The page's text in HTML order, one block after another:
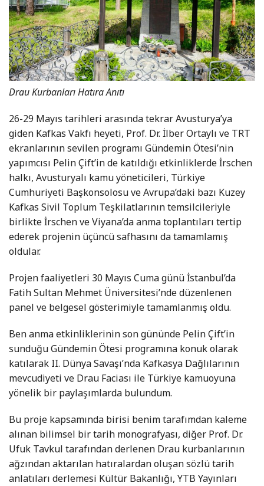
Drau Kurbanları Hatıra Anıtı
26-29 Mayıs tarihleri arasında tekrar Avusturya’ya
giden Kafkas Vakfı heyeti, Prof. Dr. İlber Ortaylı ve TRT
ekranlarının sevilen programı Gündemin Ötesi’nin
yapımcısı Pelin Çift’in de katıldığı etkinliklerde İrschen
halkı, Avusturyalı kamu yöneticileri, Türkiye
Cumhuriyeti Başkonsolosu ve Avrupa’daki bazı Kuzey
Kafkas Sivil Toplum Teşkilatlarının temsilcileriyle
birlikte İrschen ve Viyana’da anma toplantıları tertip
ederek projenin üçüncü safhasını da tamamlamış
oldular.
Projen faaliyetleri 30 Mayıs Cuma günü İstanbul’da
Fatih Sultan Mehmet Üniversitesi’nde düzenlenen
panel ve belgesel gösterimiyle tamamlanmış oldu.
Ben anma etkinliklerinin son gününde Pelin Çift’in
sunduğu Gündemin Ötesi programına konuk olarak
katılarak II. Dünya Savaşı’nda Kafkasya Dağlılarının
mevcudiyeti ve Drau Faciası ile Türkiye kamuoyuna
yönelik bir paylaşımlarda bulundum.
Bu proje kapsamında birisi benim tarafımdan kaleme
alınan bilimsel bir tarih monografyası, diğer Prof. Dr.
Ufuk Tavkul tarafından derlenen Drau kurbanlarının
ağzından aktarılan hatıralardan oluşan sözlü tarih
anlatıları derlemesi Kültür Bakanlığı, YTB Yayınları